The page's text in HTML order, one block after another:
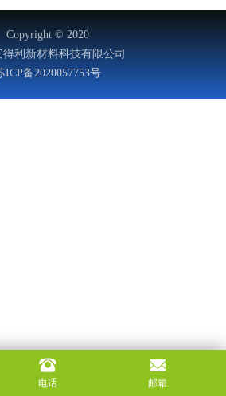
电话 邮箱
Copyright © 2020
得利新材料科技有限公司
ICP备2020057753号